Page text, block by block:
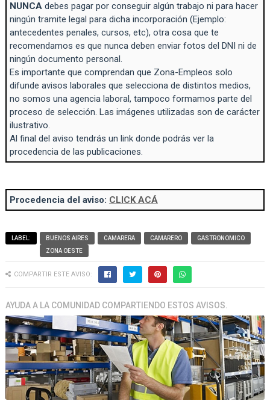
NUNCA debes pagar por conseguir algún trabajo ni para hacer
ningún tramite legal para dicha incorporación (Ejemplo:
antecedentes penales, cursos, etc), otra cosa que te
recomendamos es que nunca deben enviar fotos del DNI ni de
ningún documento personal.
Es importante que comprendan que Zona-Empleos solo
difunde avisos laborales que selecciona de distintos medios,
no somos una agencia laboral, tampoco formamos parte del
proceso de selección. Las imágenes utilizadas son de carácter
ilustrativo.
Al final del aviso tendrás un link donde podrás ver la
procedencia de las publicaciones.
Procedencia del aviso: CLICK ACÁ
LABEL: BUENOS AIRES CAMARERA CAMARERO
GASTRONOMICO
ZONA OESTE
COMPARTIR ESTE AVISO:
AYUDA A LA COMUNIDAD COMPARTIENDO ESTOS AVISOS.